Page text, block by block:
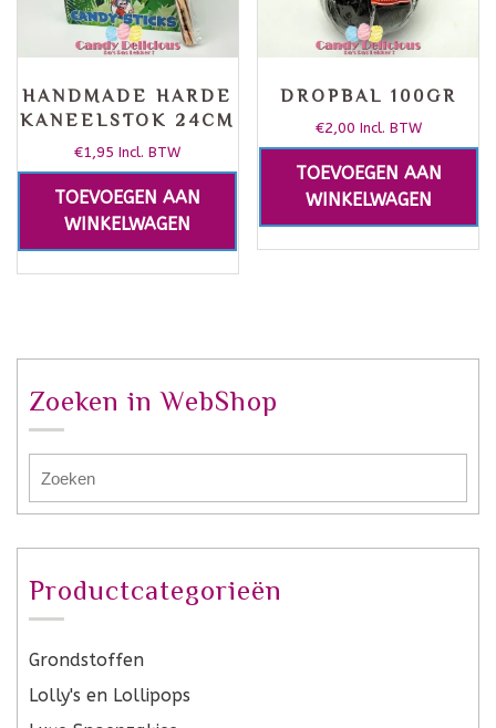
HANDMADE HARDE
KANEELSTOK 24CM
€1,95 Incl. BTW
TOEVOEGEN AAN
WINKELWAGEN
DROPBAL 100GR
€2,00 Incl. BTW
TOEVOEGEN AAN
WINKELWAGEN
Zoeken in WebShop
Productcategorieën
Grondstoffen
Lolly's en Lollipops